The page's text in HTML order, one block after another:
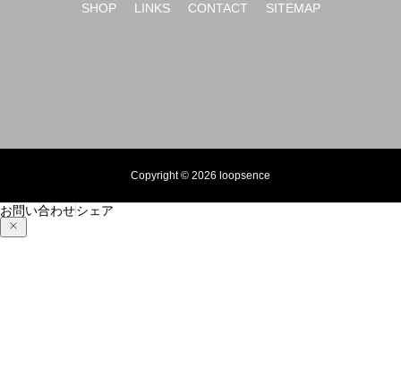
SHOP LINKS CONTACT SITEMAP
Copyright © 2026 loopsence
お問い合わせシェア